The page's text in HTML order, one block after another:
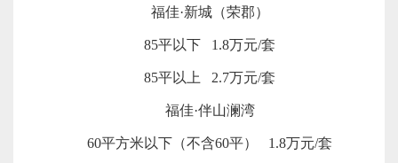
福佳·新城（荣郡）
85平以下 1.8万元/套
85平以上 2.7万元/套
福佳·伴山澜湾
60平方米以下（不含60平） 1.8万元/套